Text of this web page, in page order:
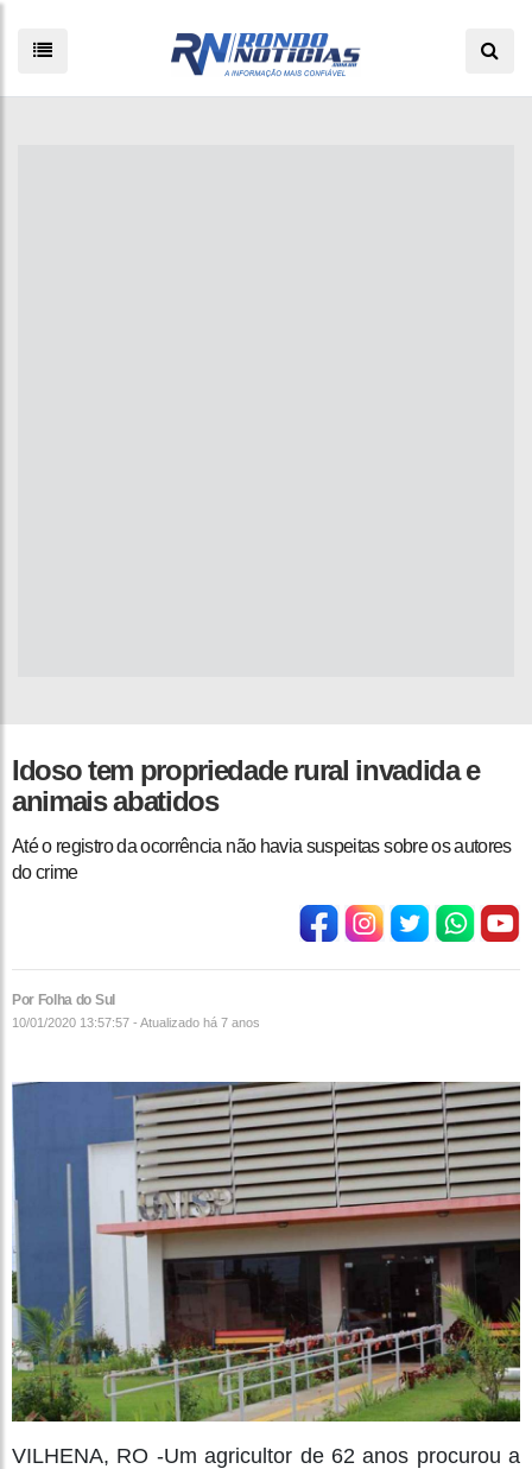
Idoso tem propriedade rural invadida e
animais abatidos
Até o registro da ocorrência não havia suspeitas sobre os autores
do crime
Por Folha do Sul
10/01/2020 13:57:57 - Atualizado há 7 anos
VILHENA, RO -Um agricultor de 62 anos procurou a